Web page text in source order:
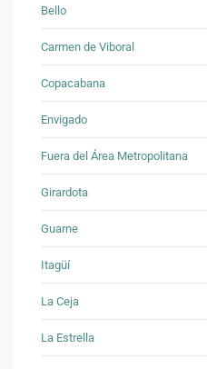
Bello
Carmen de Viboral
Copacabana
Envigado
Fuera del Área Metropolitana
Girardota
Guarne
Itagüí
La Ceja
La Estrella